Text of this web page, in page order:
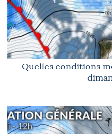
Quelles conditions